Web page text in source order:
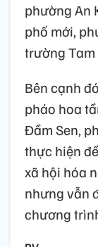
phường An
phố mới,
trường
Bên cạnh
pháo hoa
Đầm Sen,
thực hiện
xã hội hóa
nhưng vẫn
chương